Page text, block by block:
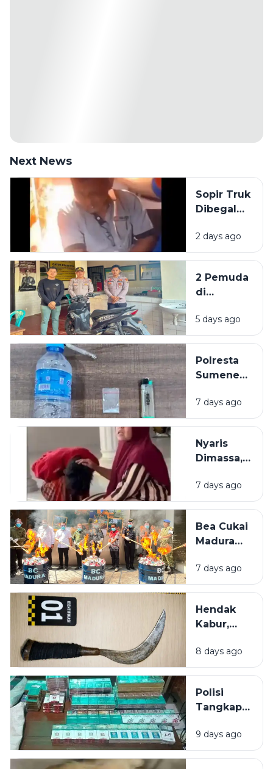
Next News
Sopir Truk
Dibegal
di Akses
Suramadu,
Bocor
Dibacok
2 days ago
2 Pemuda
di
Dibekuk
Polisi,
Curi Motor
5 days ago
Polresta
Sumenep
Warga
Mojokerto,
Simpan
Sabu di
7 days ago
Nyaris
Dimassa,
Rokok di
Bangkalan
Diselamatkan
Emak-Emak
7 days ago
Bea Cukai
Madura
21 Juta
Batang
Ilegal
dalam 6
7 days ago
Hendak
Kabur,
Pelaku
Penganiayaan
dibekuk di
Bus
8 days ago
Polisi
Tangkap
Toko
Pracangan
9 days ago